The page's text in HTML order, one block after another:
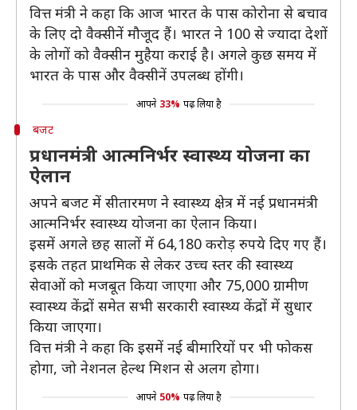
वित्त मंत्री ने कहा कि आज भारत के पास कोरोना से बचाव
के लिए दो वैक्सीनें मौजूद हैं। भारत ने 100 से ज्यादा देशों
के लोगों को वैक्सीन मुहैया कराई है। अगले कुछ समय में
भारत के पास और वैक्सीनें उपलब्ध होंगी।
आपने 33% पढ़ लिया है
बजट
प्रधानमंत्री आत्मनिर्भर स्वास्थ्य योजना का
ऐलान
अपने बजट में सीतारमण ने स्वास्थ्य क्षेत्र में नई प्रधानमंत्री
आत्मनिर्भर स्वास्थ्य योजना का ऐलान किया।
इसमें अगले छह सालों में 64,180 करोड़ रुपये दिए गए हैं।
इसके तहत प्राथमिक से लेकर उच्च स्तर की स्वास्थ्य
सेवाओं को मजबूत किया जाएगा और 75,000 ग्रामीण
स्वास्थ्य केंद्रों समेत सभी सरकारी स्वास्थ्य केंद्रों में सुधार
किया जाएगा।
वित्त मंत्री ने कहा कि इसमें नई बीमारियों पर भी फोकस
होगा, जो नेशनल हेल्थ मिशन से अलग होगा।
आपने 50% पढ़ लिया है